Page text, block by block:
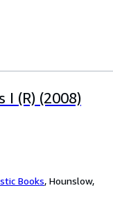
I (R) (2008)
Books, Hounslow,